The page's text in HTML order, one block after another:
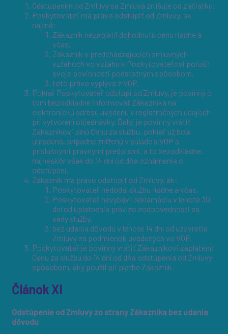
Odstúpením od Zmluvy sa Zmluva zrušuje od začiatku.
Poskytovateľ má právo odstúpiť od Zmluvy, ak
najmä:
Zákazník nezaplatil dohodnutú cenu riadne a
včas,
Zákazník v predchádzajúcich zmluvných
vzťahoch vo vzťahu k Poskytovateľovi porušil
svoje povinnosti podstatným spôsobom,
toto právo vyplýva z VOP.
Pokiaľ Poskytovateľ odstúpi od Zmluvy, je povinný o
tom bezodkladne informovať Zákazníka na
elektronickú adresu uvedenú v registračných údajoch
pri vytvorení objednávky. Ďalej je povinný vrátiť
Zákazníkovi plnú Cenu za službu, pokiaľ už bola
uhradená, prípadne zníženú v súlade s VOP a
príslušnými právnymi predpismi, a to bezodkladne,
najneskôr však do 14 dní od dňa oznámenia o
odstúpení.
Zákazník má právo odstúpiť od Zmluvy, ak:
Poskytovateľ nedodal službu riadne a včas,
Poskytovateľ nevybavil reklamáciu v lehote 30
dní od uplatnenia práv zo zodpovednosti za
vady služby,
bez udania dôvodu v lehote 14 dní od uzavretia
Zmluvy za podmienok uvedených vo VOP.
Poskytovateľ je povinný vrátiť Zákazníkovi zaplatenú
Cenu za službu do 14 dní od dňa odstúpenia od Zmluvy
spôsobom, aký použil pri platbe Zákazník.
Článok XI
Odstúpenie od Zmluvy zo strany Zákazníka bez udania
dôvodu